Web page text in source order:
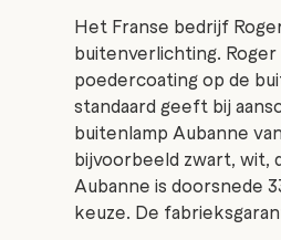
Het Franse bedrijf
buitenverlichting.
poedercoating op de
standaard geeft bij
buitenlamp Aubanne
bijvoorbeeld zwart, wit,
Aubanne is doorsnede
keuze. De